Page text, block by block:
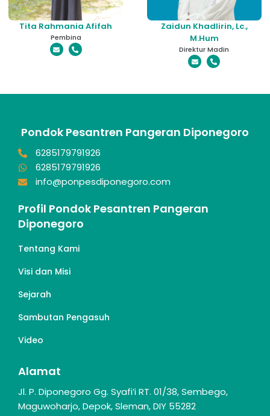
Tita Rahmania Afifah
Pembina
Zaidun Khadlirin, Lc.,
M.Hum
Direktur Madin
Pondok Pesantren Pangeran Diponegoro
6285179791926
6285179791926
info@ponpesdiponegoro.com
Profil Pondok Pesantren Pangeran
Diponegoro
Tentang Kami
Visi dan Misi
Sejarah
Sambutan Pengasuh
Video
Alamat
Jl. P. Diponegoro Gg. Syafi’i RT. 01/38, Sembego,
Maguwoharjo, Depok, Sleman, DIY 55282